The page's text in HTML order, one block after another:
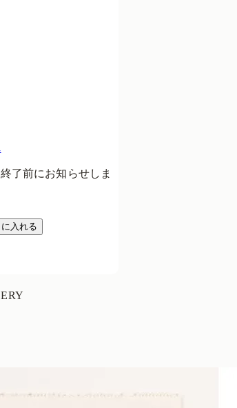
了前にお知らせしま
入れる